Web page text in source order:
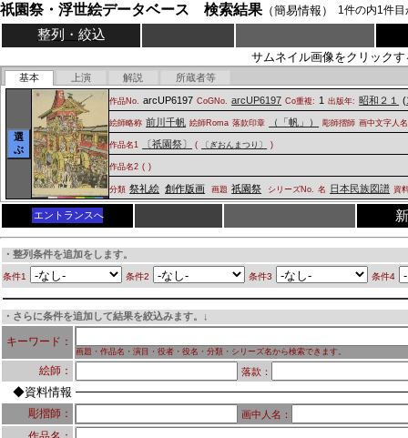
祇園祭・浮世絵データベース 検索結果（簡易情報） 1件の内1件目
整列・絞込
サムネイル画像をクリック
基本 上演 解説 所蔵者等
選
ぶ
作品No. arcUP6197 CoGNo. arcUP6197 Co重複: 1 出版年: 昭和２１ (
絵師略称 前川千帆 絵師Roma 落款印章 （「帆」） 彫師摺師 画中文字人名
作品名1 〔祇園祭〕 ( 〔ぎおんまつり〕 )
作品名2 ( )
分類 祭礼絵 創作版画 画題 祇園祭 シリーズNo. 名 日本民族図譜 資
エントランスへ
・整列条件を追加をします。
条件1 条件2 条件3 条件4
・さらに条件を追加して結果を絞込みます。↓
キーワード：
画題・作品名・演目・役者・役名・分類・シリーズ名から検索できます。
絵師： 落款：
◆資料情報
彫摺師： 画中人名：